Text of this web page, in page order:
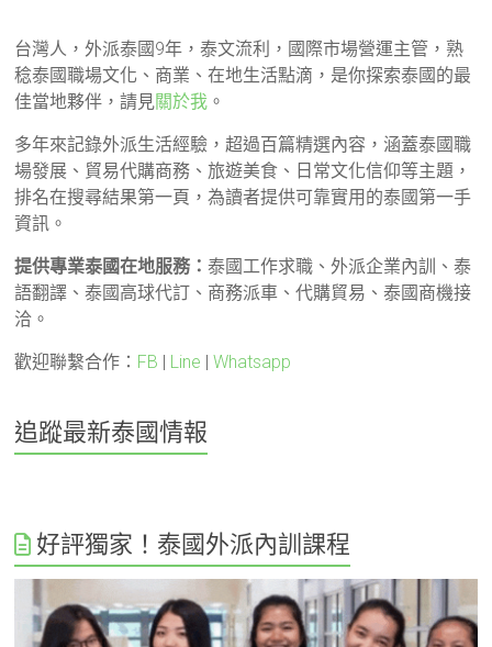
台灣人，外派泰國9年，泰文流利，國際市場營運主管，熟
稔泰國職場文化、商業、在地生活點滴，是你探索泰國的最
佳當地夥伴，請見關於我 。
多年來記錄外派生活經驗，超過百篇精選內容，涵蓋泰國職
場發展、貿易代購商務、旅遊美食、日常文化信仰等主題，
排名在搜尋結果第一頁，為讀者提供可靠實用的泰國第一手
資訊。
提供專業泰國在地服務：泰國工作求職、外派企業內訓、泰
語翻譯、泰國高球代訂、商務派車、代購貿易、泰國商機接
洽。
歡迎聯繫合作： FB | Line |Whatsapp
追蹤最新泰國情報
好評獨家！泰國外派內訓課程